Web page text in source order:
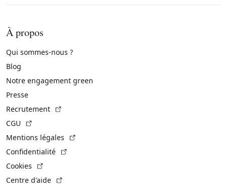
À propos
Qui sommes-nous ?
Blog
Notre engagement green
Presse
Recrutement
CGU
Mentions légales
Confidentialité
Cookies
Centre d'aide